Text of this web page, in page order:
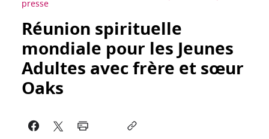
presse
Réunion spirituelle
mondiale pour les Jeunes
Adultes avec frère et sœur
Oaks